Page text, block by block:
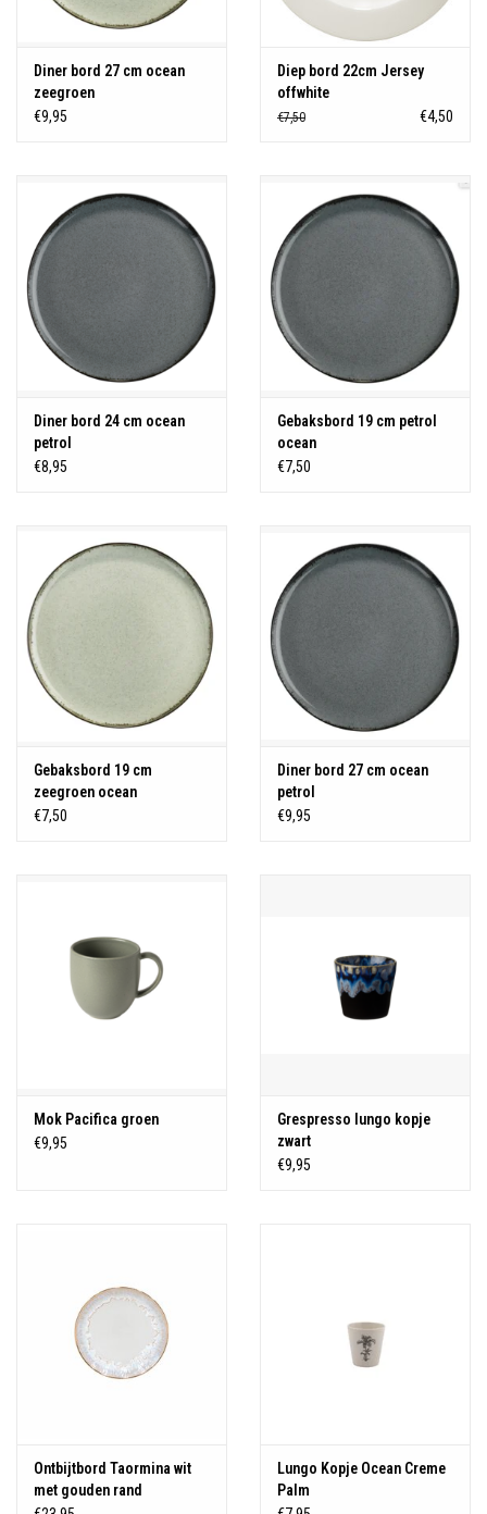
Diner bord 27 cm ocean
zeegroen
€9,95
Diep bord 22cm Jersey
offwhite
€7,50 €4,50
Diner bord 24 cm ocean
petrol
€8,95
Gebaksbord 19 cm petrol
ocean
€7,50
Gebaksbord 19 cm
zeegroen ocean
€7,50
Diner bord 27 cm ocean
petrol
€9,95
Mok Pacifica groen
€9,95
Grespresso lungo kopje
zwart
€9,95
Ontbijtbord Taormina wit
met gouden rand
Lungo Kopje Ocean Creme
Palm